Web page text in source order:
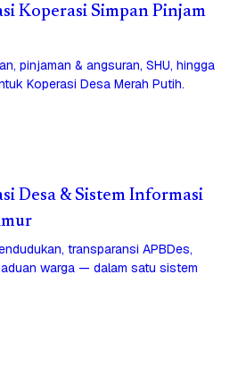
Koperasi Simpan Pinjam
pinjaman & angsuran, SHU, hingga
Koperasi Desa Merah Putih.
Desa & Sistem Informasi
transparansi APBDes,
warga — dalam satu sistem